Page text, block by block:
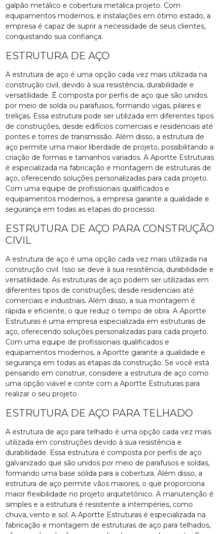
galpão metálico e cobertura metálica projeto. Com
equipamentos modernos, e instalações em ótimo estado, a
empresa é capaz de suprir a necessidade de seus clientes,
conquistando sua confiança.
ESTRUTURA DE AÇO
A estrutura de aço é uma opção cada vez mais utilizada na
construção civil, devido à sua resistência, durabilidade e
versatilidade. É composta por perfis de aço que são unidos
por meio de solda ou parafusos, formando vigas, pilares e
treliças. Essa estrutura pode ser utilizada em diferentes tipos
de construções, desde edifícios comerciais e residenciais até
pontes e torres de transmissão. Além disso, a estrutura de
aço permite uma maior liberdade de projeto, possibilitando a
criação de formas e tamanhos variados. A Aportte Estruturas
é especializada na fabricação e montagem de estruturas de
aço, oferecendo soluções personalizadas para cada projeto.
Com uma equipe de profissionais qualificados e
equipamentos modernos, a empresa garante a qualidade e
segurança em todas as etapas do processo.
ESTRUTURA DE AÇO PARA CONSTRUÇÃO
CIVIL
A estrutura de aço é uma opção cada vez mais utilizada na
construção civil. Isso se deve à sua resistência, durabilidade e
versatilidade. As estruturas de aço podem ser utilizadas em
diferentes tipos de construções, desde residenciais até
comerciais e industriais. Além disso, a sua montagem é
rápida e eficiente, o que reduz o tempo de obra. A Aportte
Estruturas é uma empresa especializada em estruturas de
aço, oferecendo soluções personalizadas para cada projeto.
Com uma equipe de profissionais qualificados e
equipamentos modernos, a Aportte garante a qualidade e
segurança em todas as etapas da construção. Se você está
pensando em construir, considere a estrutura de aço como
uma opção viável e conte com a Aportte Estruturas para
realizar o seu projeto.
ESTRUTURA DE AÇO PARA TELHADO
A estrutura de aço para telhado é uma opção cada vez mais
utilizada em construções devido à sua resistência e
durabilidade. Essa estrutura é composta por perfis de aço
galvanizado que são unidos por meio de parafusos e soldas,
formando uma base sólida para a cobertura. Além disso, a
estrutura de aço permite vãos maiores, o que proporciona
maior flexibilidade no projeto arquitetônico. A manutenção é
simples e a estrutura é resistente a intempéries, como
chuva, vento e sol. A Aportte Estruturas é especializada na
fabricação e montagem de estruturas de aço para telhados,